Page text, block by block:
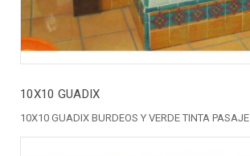
10X10 GUADIX
10X10 GUADIX BURDEOS Y VERDE TINTA PASAJE